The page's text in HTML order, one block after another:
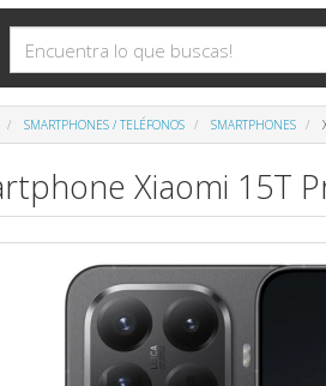
SMARTPHONES / TELÉFONOS SMARTPHONES
Xiaomi 15T